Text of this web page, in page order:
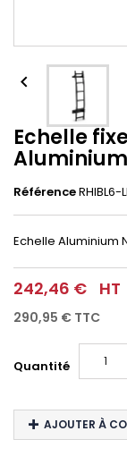

Echelle
RéférenceRHIBL6-
Echelle Aluminium
242,46 € HT
290,95 € TTC
Quantité
AJOUTER À